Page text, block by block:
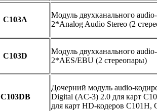
C103A
Модуль двухканального
2*Analog Audio Stereo (2
C103D
Модуль двухканального
2*AES/EBU (2 стереопары)
C103DB
Дочерний модуль audio-
Digital (AC-3) 2.0 для карт
для карт HD-кодеров C101H,